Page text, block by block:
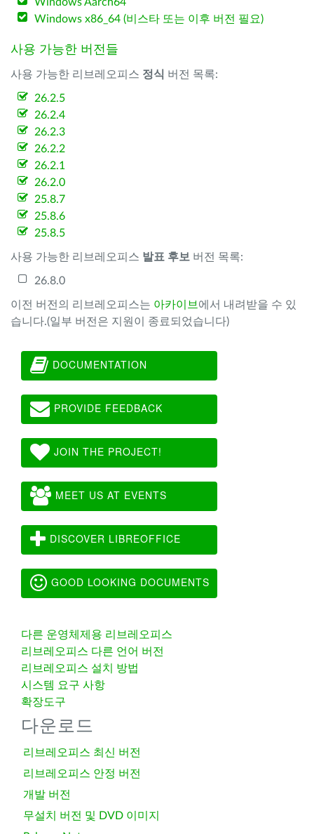
Windows x86_64 (비스타 또는 이후 버전 필요)
사용 가능한 버전들
사용 가능한 리브레오피스 정식 버전 목록:
26.2.5
26.2.4
26.2.3
26.2.2
26.2.1
26.2.0
25.8.7
25.8.6
25.8.5
사용 가능한 리브레오피스 발표 후보 버전 목록:
26.8.0
이전 버전의 리브레오피스는 아카이브 에서 내려받을 수 있
습니다.(일부 버전은 지원이 종료되었습니다)
DOCUMENTATION
PROVIDE FEEDBACK
JOIN THE PROJECT!
MEET US AT EVENTS
DISCOVER LIBREOFFICE
GOOD LOOKING DOCUMENTS
다른 운영체제용 리브레오피스
리브레오피스 다른 언어 버전
리브레오피스 설치 방법
시스템 요구 사항
확장도구
다운로드
리브레오피스 최신 버전
리브레오피스 안정 버전
개발 버전
무설치 버전 및 DVD 이미지